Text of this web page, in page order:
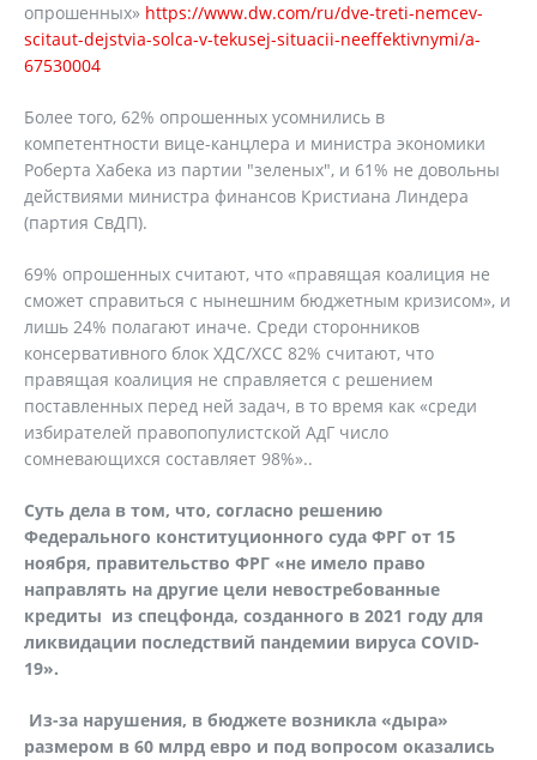
опрошенных» https://www.dw.com/ru/dve-treti-nemcev-
scitaut-dejstvia-solca-v-tekusej-situacii-neeffektivnymi/a-
67530004
Более того, 62% опрошенных усомнились в
компетентности вице-канцлера и министра экономики
Роберта Хабека из партии "зеленых", и 61% не довольны
действиями министра финансов Кристиана Линдера
(партия СвДП).
69% опрошенных считают, что «правящая коалиция не
сможет справиться с нынешним бюджетным кризисом», и
лишь 24% полагают иначе. Среди сторонников
консервативного блок ХДС/ХСС 82% считают, что
правящая коалиция не справляется с решением
поставленных перед ней задач, в то время как «среди
избирателей правопопулистской АдГ число
сомневающихся составляет 98%»..
Суть дела в том, что, согласно решению
Федерального конституционного суда ФРГ от 15
ноября, правительство ФРГ «не имело право
направлять на другие цели невостребованные
кредиты из спецфонда, созданного в 2021 году для
ликвидации последствий пандемии вируса COVID-
19».
Из-за нарушения, в бюджете возникла «дыра»
размером в 60 млрд евро и под вопросом оказались